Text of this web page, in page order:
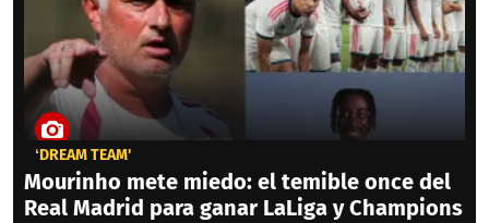
‘DREAM TEAM'
Mourinho mete miedo: el temible once del
Real Madrid para ganar LaLiga y Champions